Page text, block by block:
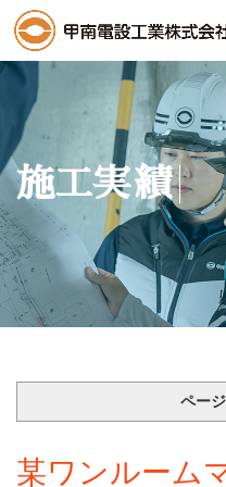
施工実績
ペー
某ワンルーム